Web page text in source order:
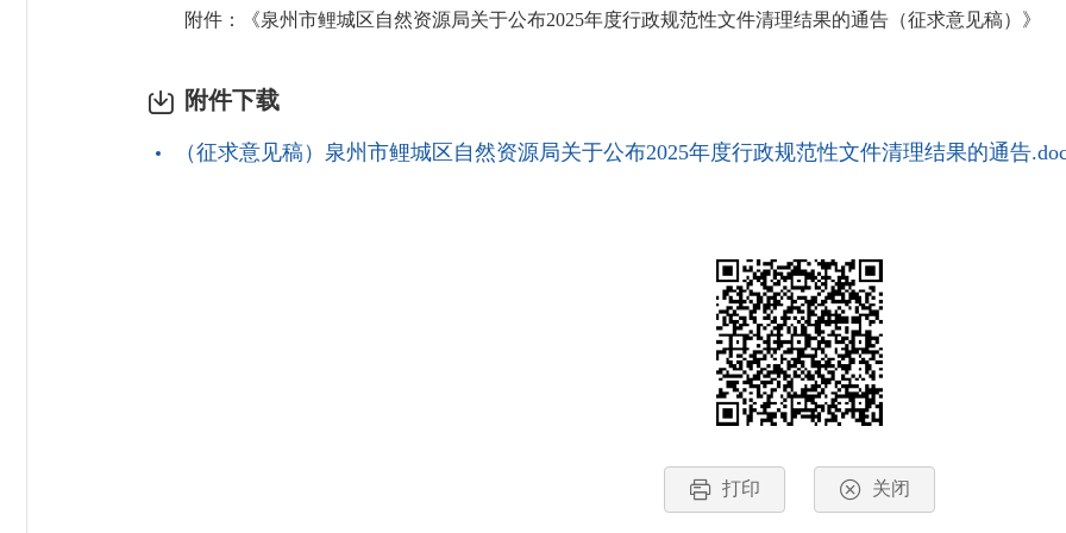
附件：《泉州市鲤城区自然资源局关于公布2025年度行政规范性文件清理结果的通告（征求意见稿）》
附件下载
（征求意见稿）泉州市鲤城区自然资源局关于公布2025年度行政规范性文件清理结果的通告
打印 关闭